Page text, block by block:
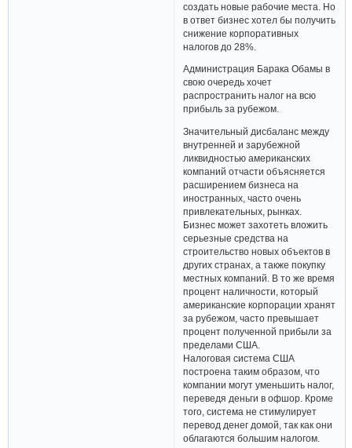
создать новые рабочие места. Но
в ответ бизнес хотел бы получить
снижение корпоративных
налогов до 28%.
Администрация Барака Обамы в
свою очередь хочет
распространить налог на всю
прибыль за рубежом.
Значительный дисбаланс между
внутренней и зарубежной
ликвидностью американских
компаний отчасти объясняется
расширением бизнеса на
иностранных, часто очень
привлекательных, рынках.
Бизнес может захотеть вложить
серьезные средства на
строительство новых объектов в
других странах, а также покупку
местных компаний. В то же время
процент наличности, который
американские корпорации хранят
за рубежом, часто превышает
процент полученной прибыли за
пределами США.
Налоговая система США
построена таким образом, что
компании могут уменьшить налог,
переведя деньги в офшор. Кроме
того, система не стимулирует
перевод денег домой, так как они
облагаются большим налогом.